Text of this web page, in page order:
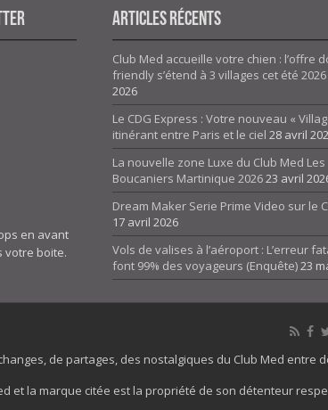
en avant
votre boite.
Articles Récents
Club Med accueille votre chien : l’offre
friendly s’étend à 3 villages cet été 2026
2026
Le CDG Express : Votre nouveau «
itinérant entre Paris et le ciel 28 avril
La nouvelle zone Luxe du Club Med Les
Boucaniers Martinique 202623 avril
Dream Maker Serie Prime Video sur le
17 avril 2026
Vols de valises à l’aéroport : L’erreur
font 99% des voyageurs (Enquête)23
de partages, des nostalgiques du Club Med entre
et la marque citée est la propriété de son détenteur